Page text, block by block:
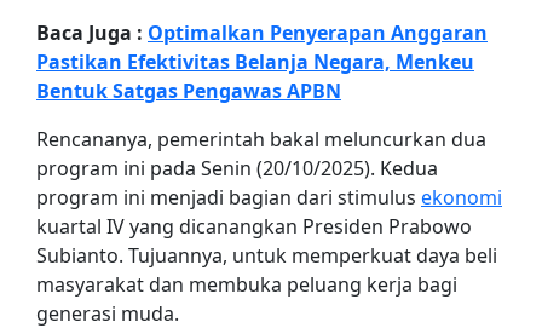
Baca Juga : Optimalkan Penyerapan Anggaran
Pastikan Efektivitas Belanja Negara, Menkeu
Bentuk Satgas Pengawas APBN
Rencananya, pemerintah bakal meluncurkan dua
program ini pada Senin (20/10/2025). Kedua
program ini menjadi bagian dari stimulus ekonomi
kuartal IV yang dicanangkan Presiden Prabowo
Subianto. Tujuannya, untuk memperkuat daya beli
masyarakat dan membuka peluang kerja bagi
generasi muda.